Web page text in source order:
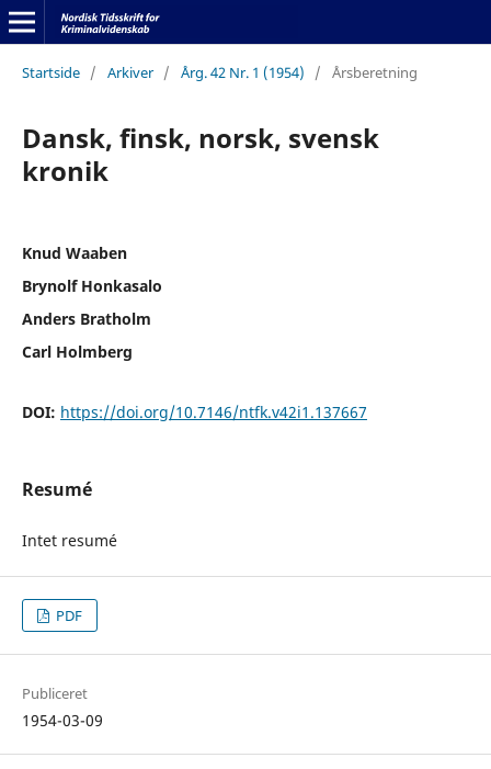
Startside / Arkiver / Årg. 42 Nr. 1 (1954) / Årsberetning
Dansk, finsk, norsk, svensk
kronik
Knud Waaben
Brynolf Honkasalo
Anders Bratholm
Carl Holmberg
DOI: https://doi.org/10.7146/ntfk.v42i1.137667
Resumé
Intet resumé
PDF
Publiceret
1954-03-09